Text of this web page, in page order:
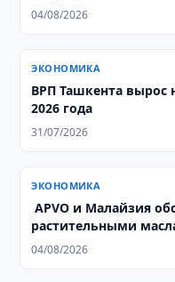
04/08/2026
ЭКОНОМИКА
ВРП Ташкента вырос
2026 года
31/07/2026
ЭКОНОМИКА
APVO и Малайзия
растительными
04/08/2026